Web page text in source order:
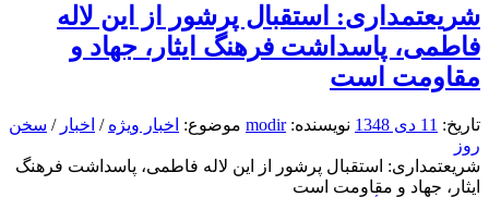
شریعتمداری: استقبال پرشور از این لاله
فاطمی، پاسداشت فرهنگ ایثار، جهاد و
مقاومت است
تاریخ: 11 دی 1348 نویسنده:modir موضوع: اخبار ویژه / اخبار / سخن
روز
شریعتمداری: استقبال پرشور از این لاله فاطمی، پاسداشت فرهنگ
ایثار، جهاد و مقاومت است